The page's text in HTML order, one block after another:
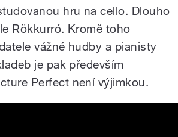
hru na cello. Dlouho
Rökkurró. Kromě toho
vážné hudby a pianisty
je pak především
Perfect není výjimkou.